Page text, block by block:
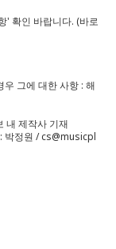
' 확인 바랍니다. (바로
그에 대한 사항 : 해
내 제작사 기재
박정원 / cs@musicpl